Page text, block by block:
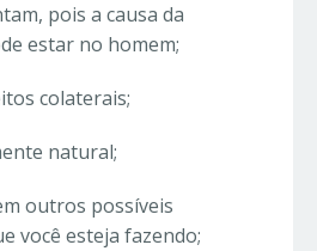
pois a causa da
estar no homem;
colaterais;
natural;
outros possíveis
você esteja fazendo;